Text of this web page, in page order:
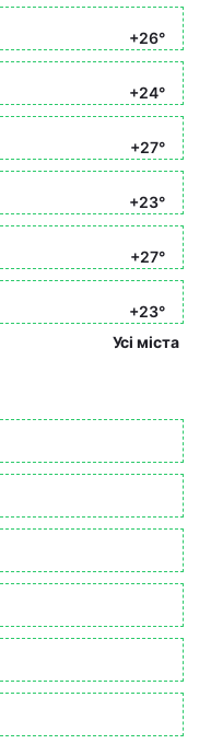
+26°
+24°
+27°
+23°
+27°
+23°
Усі міста